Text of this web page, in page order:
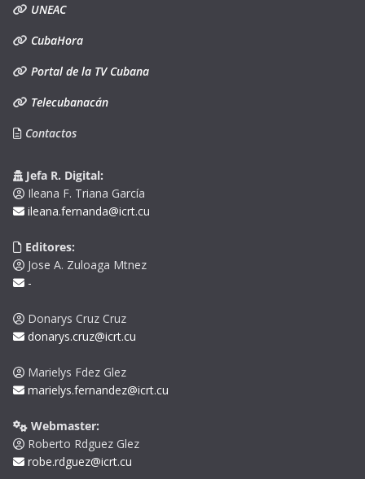
UNEAC
CubaHora
Portal de la TV Cubana
Telecubanacán
Contactos
Jefa R. Digital:
Ileana F. Triana García
ileana.fernanda@icrt.cu
Editores:
Jose A. Zuloaga Mtnez
-
Donarys Cruz Cruz
donarys.cruz@icrt.cu
Marielys Fdez Glez
marielys.fernandez@icrt.cu
Webmaster:
Roberto Rdguez Glez
robe.rdguez@icrt.cu